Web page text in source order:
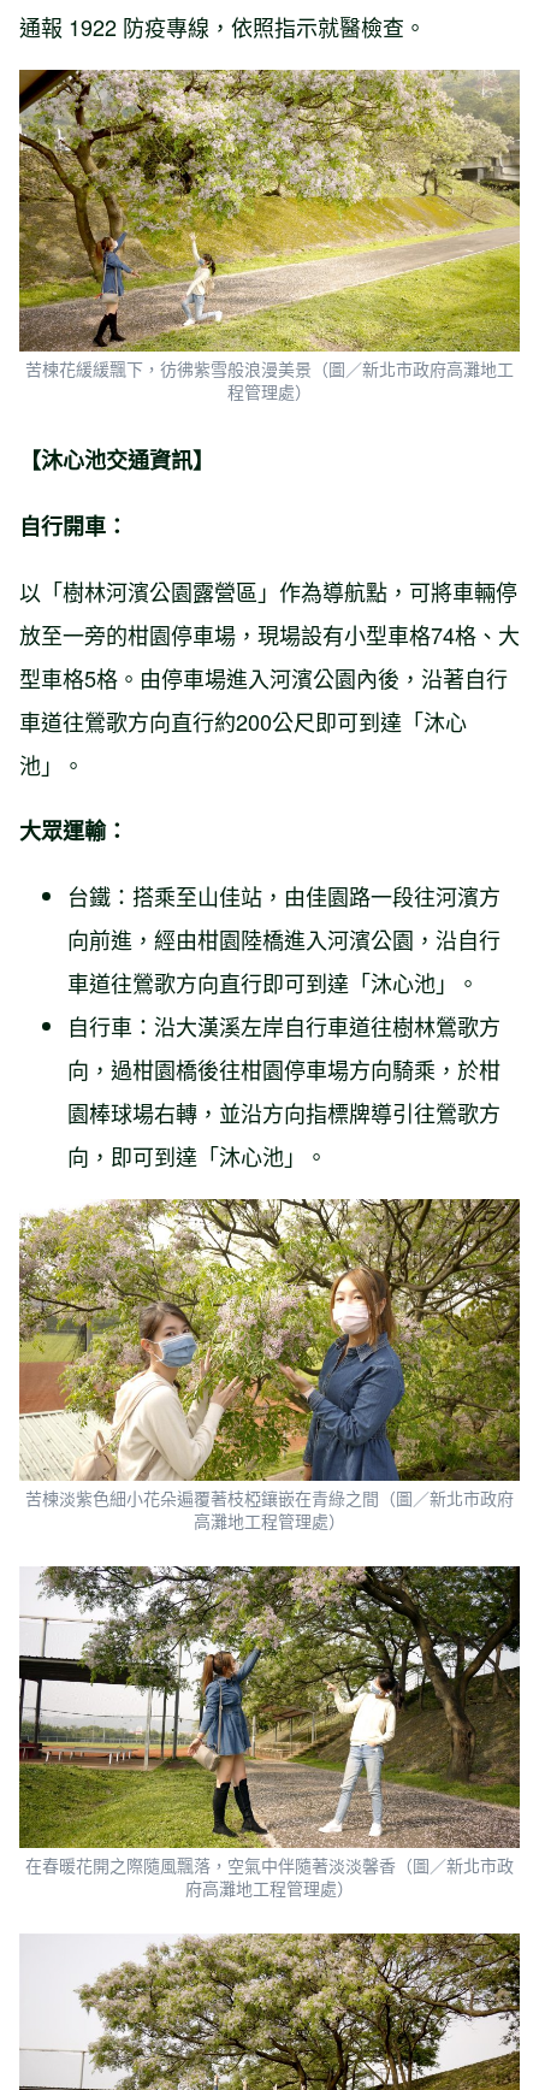
通報 1922 防疫專線，依照指示就醫檢查。
苦楝花緩緩飄下，彷彿紫雪般浪漫美景（圖／新北市政府高灘地工
程管理處）
【沐心池交通資訊】
自行開車：
以「樹林河濱公園露營區」作為導航點，可將車輛停
放至一旁的柑園停車場，現場設有小型車格74格、大
型車格5格。由停車場進入河濱公園內後，沿著自行
車道往鶯歌方向直行約200公尺即可到達「沐心
池」。
大眾運輸：
台鐵：搭乘至山佳站，由佳園路一段往河濱方
向前進，經由柑園陸橋進入河濱公園，沿自行
車道往鶯歌方向直行即可到達「沐心池」。
自行車：沿大漢溪左岸自行車道往樹林鶯歌方
向，過柑園橋後往柑園停車場方向騎乘，於柑
園棒球場右轉，並沿方向指標牌導引往鶯歌方
向，即可到達「沐心池」。
苦楝淡紫色細小花朵遍覆著枝椏鑲嵌在青綠之間（圖／新北市政府
高灘地工程管理處）
在春暖花開之際隨風飄落，空氣中伴隨著淡淡馨香（圖／新北市政
府高灘地工程管理處）